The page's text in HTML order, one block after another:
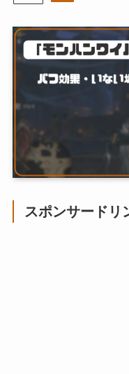
スポンサードリ